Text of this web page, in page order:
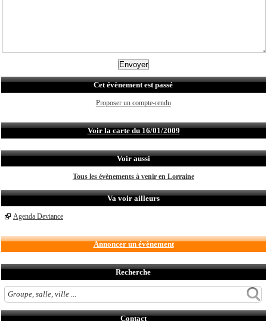
Cet évènement est passé
Proposer un compte-rendu
Voir la carte du 16/01/2009
Voir aussi
Tous les évènements à venir en Lorraine
Va voir ailleurs
Agenda Deviance
Annoncer un évènement
Recherche
Contact